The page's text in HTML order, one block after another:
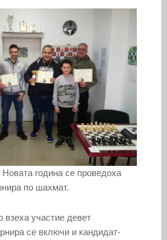
година се проведоха
по шахмат.
взеха участие девет
се включи и кандидат-